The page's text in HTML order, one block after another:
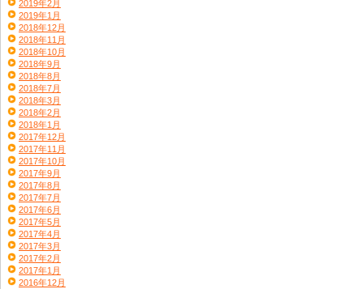
2019年2月
2019年1月
2018年12月
2018年11月
2018年10月
2018年9月
2018年8月
2018年7月
2018年3月
2018年2月
2018年1月
2017年12月
2017年11月
2017年10月
2017年9月
2017年8月
2017年7月
2017年6月
2017年5月
2017年4月
2017年3月
2017年2月
2017年1月
2016年12月